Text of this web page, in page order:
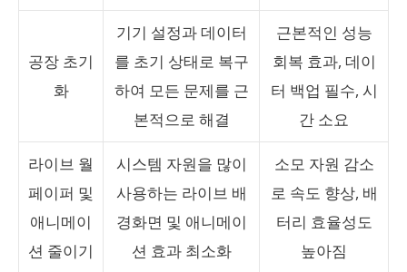
공장 초기
화
기기 설정과 데이터
를 초기 상태로 복구
하여 모든 문제를 근
본적으로 해결
근본적인 성능
회복 효과, 데이
터 백업 필수, 시
간 소요
라이브 월
페이퍼 및
애니메이
션 줄이기
시스템 자원을 많이
사용하는 라이브 배
경화면 및 애니메이
션 효과 최소화
소모 자원 감소
로 속도 향상, 배
터리 효율성도
높아짐